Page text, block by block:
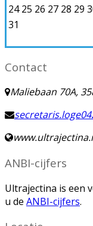
24 25 26 27 28 29
31
Contact
Maliebaan 70A,
ANBI-cijfers
Ultrajectina is een
u de ANBI-cijfers.